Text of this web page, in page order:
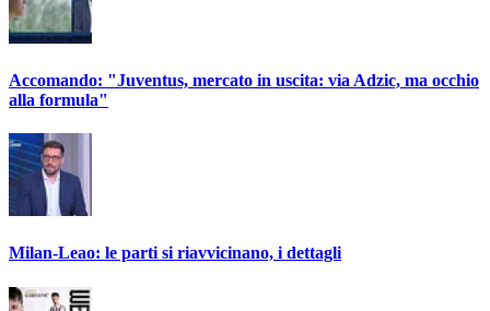
Accomando: "Juventus, mercato in uscita: via Adzic, ma occhio
alla formula"
Milan-Leao: le parti si riavvicinano, i dettagli